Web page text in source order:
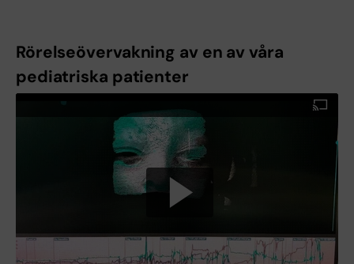
Rörelseövervakning av en av våra
pediatriska patienter